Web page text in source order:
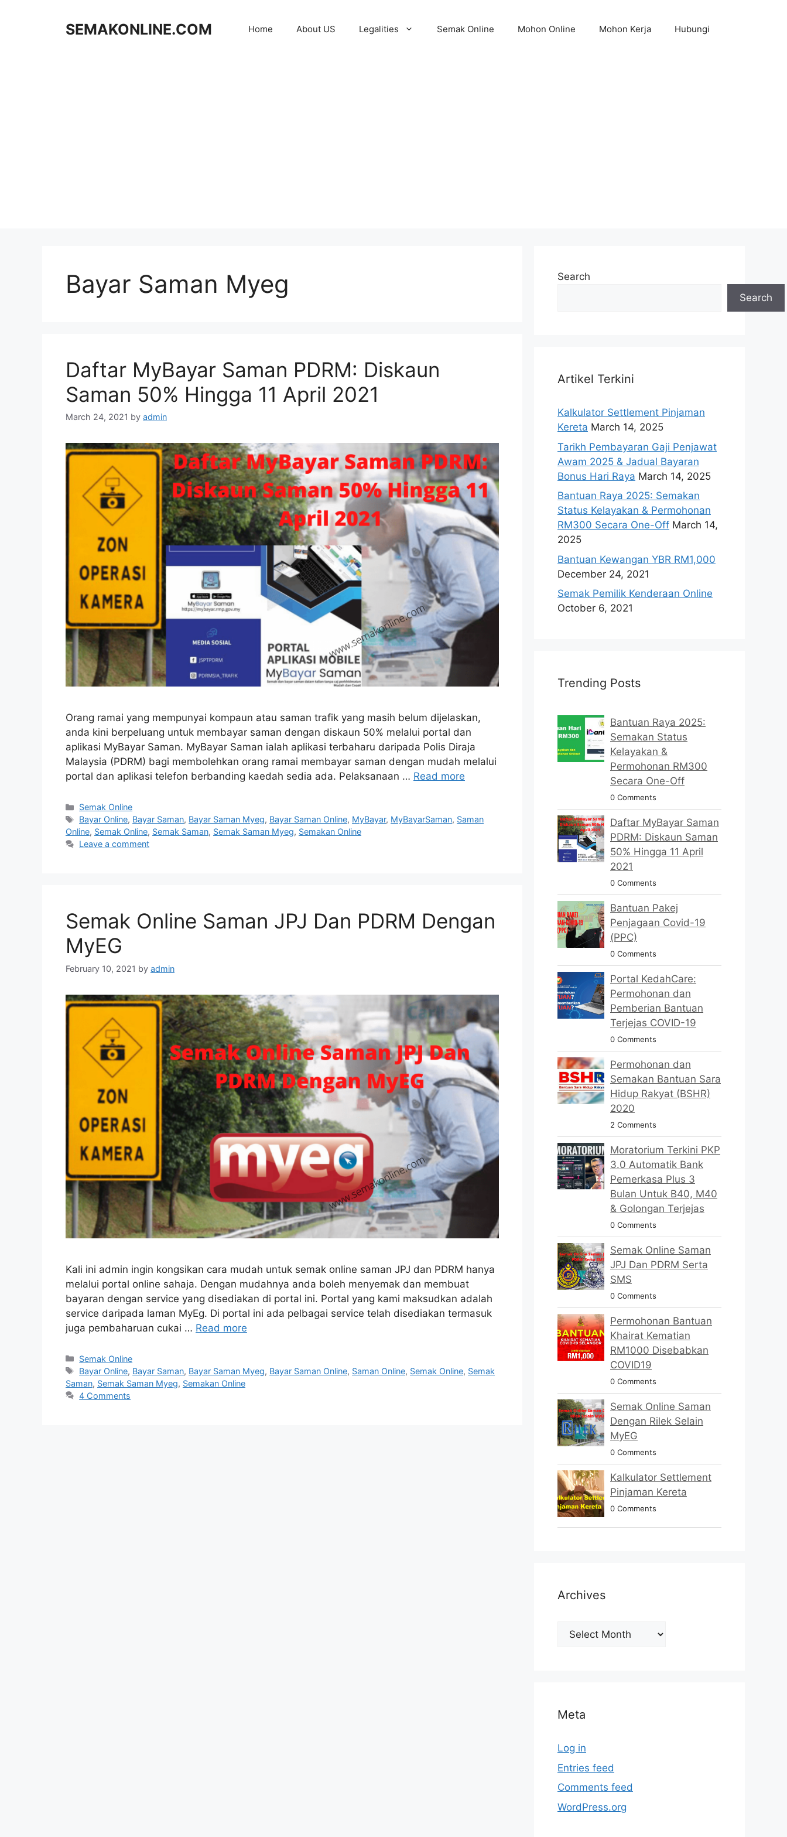
SEMAKONLINE.COM Home About US Legalities Semak Online Mohon Online Mohon Kerja Hubungi
Bayar Saman Myeg
Daftar MyBayar Saman PDRM: Diskaun
Saman 50% Hingga 11 April 2021
March 24, 2021 by admin
Orang ramai yang mempunyai kompaun atau saman trafik yang masih belum dijelaskan,
anda kini berpeluang untuk membayar saman dengan diskaun 50% melalui portal dan
aplikasi MyBayar Saman. MyBayar Saman ialah aplikasi terbaharu daripada Polis Diraja
Malaysia (PDRM) bagi membolehkan orang ramai membayar saman dengan mudah melalui
portal dan aplikasi telefon berbanding kaedah sedia ada. Pelaksanaan … Read more
Categories
Semak Online
Tags
Bayar Online, Bayar Saman, Bayar Saman Myeg, Bayar Saman Online, MyBayar, MyBayarSaman, Saman
Online, Semak Online, Semak Saman, Semak Saman Myeg, Semakan Online
Leave a comment
Semak Online Saman JPJ Dan PDRM Dengan
MyEG
February 10, 2021 by admin
Kali ini admin ingin kongsikan cara mudah untuk semak online saman JPJ dan PDRM hanya
melalui portal online sahaja. Dengan mudahnya anda boleh menyemak dan membuat
bayaran dengan service yang disediakan di portal ini. Portal yang kami maksudkan adalah
service daripada laman MyEg. Di portal ini ada pelbagai service telah disediakan termasuk
juga pembaharuan cukai … Read more
Categories
Semak Online
Tags
Bayar Online, Bayar Saman, Bayar Saman Myeg, Bayar Saman Online, Saman Online, Semak Online, Semak
Saman, Semak Saman Myeg, Semakan Online
4 Comments
Search
Search
Artikel Terkini
Kalkulator Settlement Pinjaman
Kereta March 14, 2025
Tarikh Pembayaran Gaji Penjawat
Awam 2025 & Jadual Bayaran
Bonus Hari Raya March 14, 2025
Bantuan Raya 2025: Semakan
Status Kelayakan & Permohonan
RM300 Secara One-Off March 14,
2025
Bantuan Kewangan YBR RM1,000
December 24, 2021
Semak Pemilik Kenderaan Online
October 6, 2021
Trending Posts
Bantuan Raya 2025:
Semakan Status
Kelayakan &
Permohonan RM300
Secara One-Off
0 Comments
Daftar MyBayar Saman
PDRM: Diskaun Saman
50% Hingga 11 April
2021
0 Comments
Bantuan Pakej
Penjagaan Covid-19
(PPC)
0 Comments
Portal KedahCare:
Permohonan dan
Pemberian Bantuan
Terjejas COVID-19
0 Comments
Permohonan dan
Semakan Bantuan Sara
Hidup Rakyat (BSHR)
2020
2 Comments
Moratorium Terkini PKP
3.0 Automatik Bank
Pemerkasa Plus 3
Bulan Untuk B40, M40
& Golongan Terjejas
0 Comments
Semak Online Saman
JPJ Dan PDRM Serta
SMS
0 Comments
Permohonan Bantuan
Khairat Kematian
RM1000 Disebabkan
COVID19
0 Comments
Semak Online Saman
Dengan Rilek Selain
MyEG
0 Comments
Kalkulator Settlement
Pinjaman Kereta
0 Comments
Archives
Archives
Meta
Log in
Entries feed
Comments feed
WordPress.org